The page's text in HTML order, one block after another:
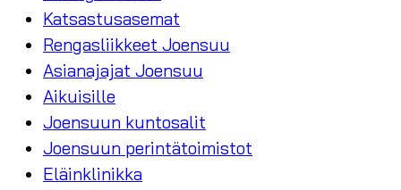
Katsastusasemat
Rengasliikkeet Joensuu
Asianajajat Joensuu
Aikuisille
Joensuun kuntosalit
Joensuun perintätoimistot
Eläinklinikka